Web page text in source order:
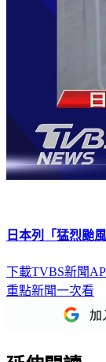
日本列「猛烈颱
下載TVBS新聞
重點新聞一次看